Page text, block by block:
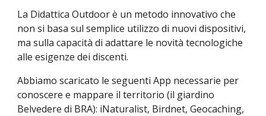
La Didattica Outdoor è un metodo innovativo che
non si basa sul semplice utilizzo di nuovi dispositivi,
ma sulla capacità di adattare le novità tecnologiche
alle esigenze dei discenti.
Abbiamo scaricato le seguenti App necessarie per
conoscere e mappare il territorio (il giardino
Belvederedi BRA): iNaturalist, Birdnet, Geocaching,